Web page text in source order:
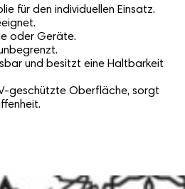
für den individuellen Einsatz.
oder Geräte.
und besitzt eine Haltbarkeit
geschützte Oberfläche, sorgt